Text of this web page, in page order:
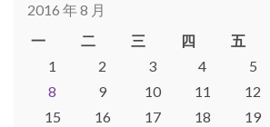
2016 年 8 月
一
二 三 四 五
1
2 3 4 5
8
9 10 11 12
15
16 17 18 19